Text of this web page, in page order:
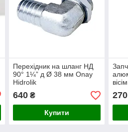
Перехідник на шланг НД
90° 1¼” д Ø 38 мм Onay
Hidrolik
640₴
Купити
270